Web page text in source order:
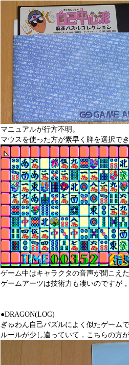
マニュアルが行方不明。
マウスを使った方が素早く牌を選択で
ゲーム中はキャラクタの音声が聞こえ
ゲームアーツは技術力も凄いのですが
●DRAGON(LOG)
ぎゅわん自己パズルによく似たゲームで
ルールが少し違っていて，こちらの方